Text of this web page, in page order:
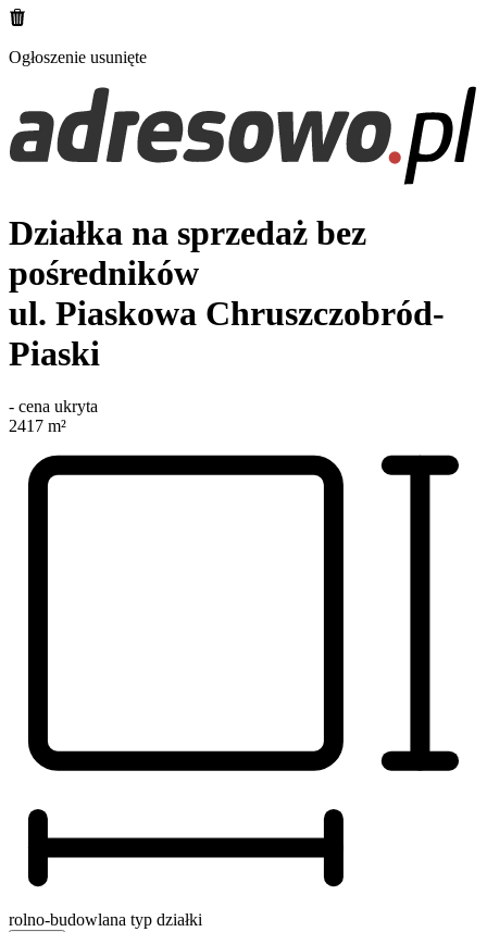
Ogłoszenie usunięte
Działka na sprzedaż bez
pośredników
ul. Piaskowa Chruszczobród-
Piaski
- cena ukryta
2417 m²
rolno-budowlana typ działki